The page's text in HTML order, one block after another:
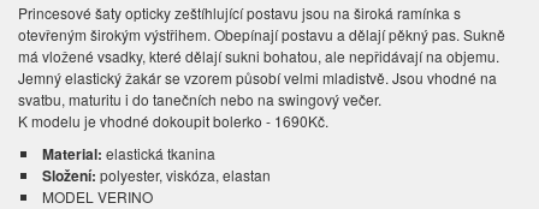
Princesové šaty opticky zeštíhlující postavu jsou na široká ramínka s
otevřeným širokým výstřihem. Obepínají postavu a dělají pěkný pas. Sukně
má vložené vsadky, které dělají sukni bohatou, ale nepřidávají na objemu.
Jemný elastický žakár se vzorem působí velmi mladistvě. Jsou vhodné na
svatbu, maturitu i do tanečních nebo na swingový večer.
K modelu je vhodné dokoupit bolerko - 1690Kč.
Material: elastická tkanina
Složení: polyester, viskóza, elastan
MODEL VERINO